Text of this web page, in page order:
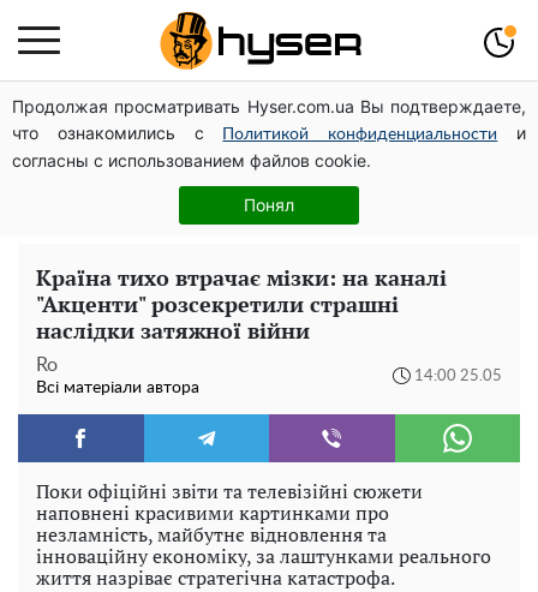
Продолжая просматривать Hyser.com.ua Вы подтверждаете,
что ознакомились с
Политикой конфиденциальности
и
согласны с использованием файлов cookie.
Понял
Дрони із націнкою: Олександр Конотопський вивів
мільйони оборонного бюджету через фіктивну фірму в
Естонії
Жаль, що таке зараз не роблять для села: як виглядав
рідкісний ЗАЗ "Таврія" італійської збірки
Країна тихо втрачає мізки: на каналі
"Акценти" розсекретили страшні
наслідки затяжної війни
Ro
Всі матеріали автора
14:00 25.05
Поки офіційні звіти та телевізійні сюжети
наповнені красивими картинками про
незламність, майбутнє відновлення та
інноваційну економіку, за лаштунками реального
життя назріває стратегічна катастрофа.